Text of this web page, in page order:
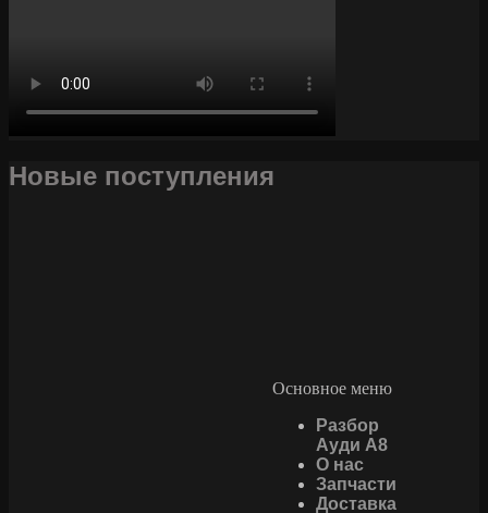
Основное меню
Разбор
Ауди А8
О нас
Запчасти
Доставка
Новые поступления